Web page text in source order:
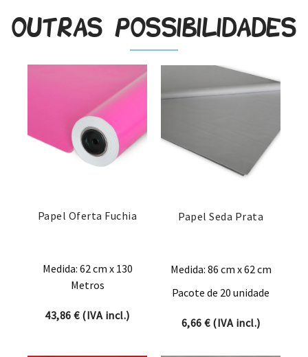
Outras possibilidades
Papel Oferta Fuchia
Medida: 62 cm x 130
Metros
43,86€(IVA incl.)
Papel Seda Prata
Medida: 86 cm x 62 cm
Pacote de 20 unidade
6,66 €(IVA incl.)